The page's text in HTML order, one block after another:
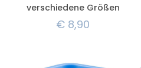
verschiedene Größen
€ 8,90